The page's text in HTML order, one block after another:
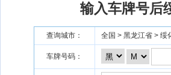
输入车牌号后
查询城市： 全国 > 黑龙江省 > 绥
车牌号码：